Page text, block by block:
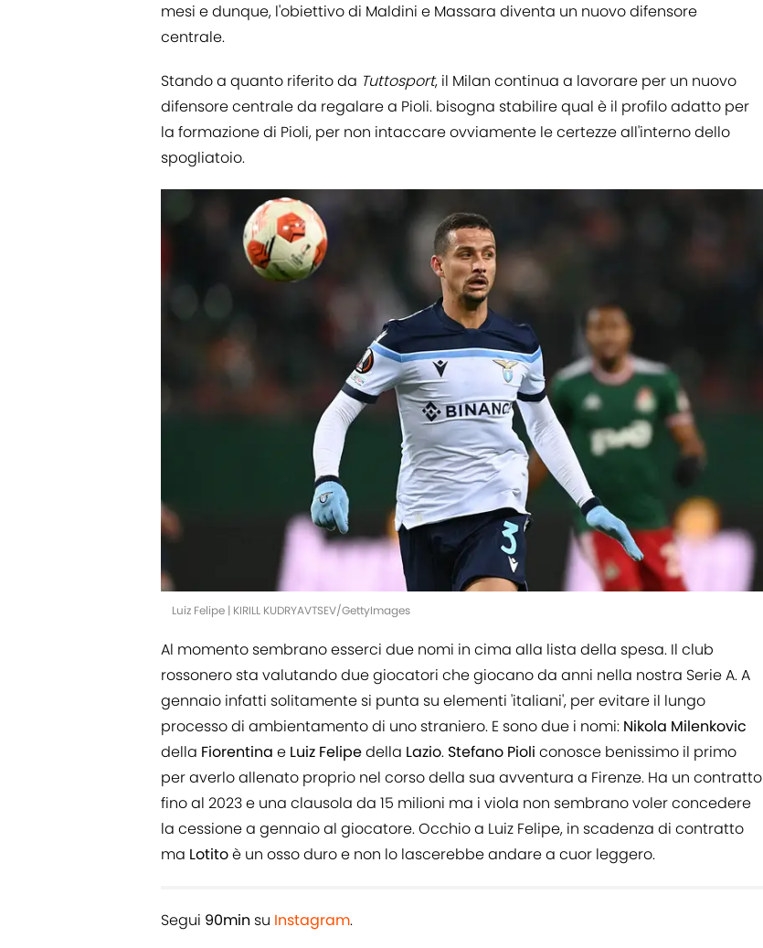
mesi e dunque, l'obiettivo di Maldini e Massara diventa un nuovo difensore
centrale.
Stando a quanto riferito da Tuttosport, il Milan continua a lavorare per un nuovo
difensore centrale da regalare a Pioli. bisogna stabilire qual è il profilo adatto per
la formazione di Pioli, per non intaccare ovviamente le certezze all'interno dello
spogliatoio.
Luiz Felipe | KIRILL KUDRYAVTSEV/GettyImages
Al momento sembrano esserci due nomi in cima alla lista della spesa. Il club
rossonero sta valutando due giocatori che giocano da anni nella nostra Serie A. A
gennaio infatti solitamente si punta su elementi 'italiani', per evitare il lungo
processo di ambientamento di uno straniero. E sono due i nomi: Nikola Milenkovic
della Fiorentina e Luiz Felipedella Lazio. Stefano Pioli conosce benissimo il primo
per averlo allenato proprio nel corso della sua avventura a Firenze. Ha un contratto
fino al 2023 e una clausola da 15 milioni ma i viola non sembrano voler concedere
la cessione a gennaio al giocatore. Occhio a Luiz Felipe, in scadenza di contratto
ma Lotitoè un osso duro e non lo lascerebbe andare a cuor leggero.
Segui 90min su Instagram.